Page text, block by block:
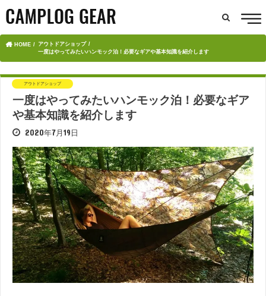
HOME
アウトドアショップ
一度はやってみたいハンモック泊！必要なギアや基本知識を紹介します
アウトドアショップ
一度はやってみたいハンモック泊！必要なギア
や基本知識を紹介します
2020年7月19日